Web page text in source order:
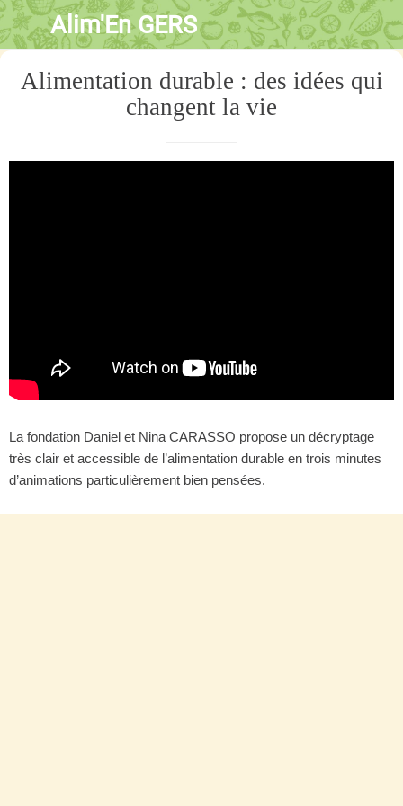
Alim'En GERS
Alimentation durable : des idées qui
changent la vie
La fondation Daniel et Nina CARASSO propose un décryptage
très clair et accessible de l’alimentation durable en trois minutes
d’animations particulièrement bien pensées.